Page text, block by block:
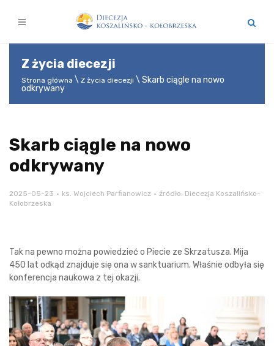
Z życia diecezji
Strona główna Z życia diecezji
Skarb ciągle na nowo
odkrywany
Skarb ciągle na nowo
odkrywany
2025-05-23 ks. Wojciech Parfianowicz
źródło: Diecezja Koszalińsko-
Kołobrzeska
Tak na pewno można powiedzieć o Piecie ze Skrzatusza. Mija
450 lat odkąd znajduje się ona w sanktuarium. Właśnie odbyła się
konferencja naukowa z tej okazji.